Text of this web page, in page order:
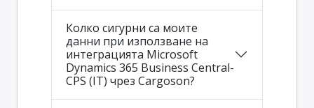
Колко сигурни са моите
данни при използване на
интеграцията Microsoft
Dynamics 365 Business Central-
CPS (IT) чрез Cargoson?